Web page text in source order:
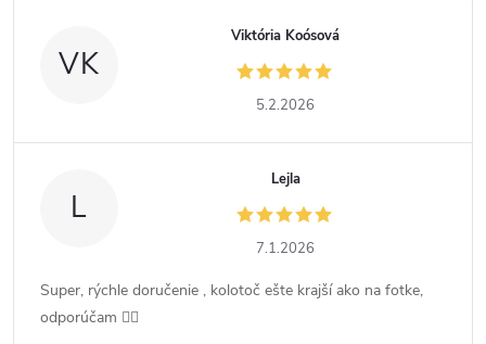
VK
Viktória Koósová
5.2.2026
L
Lejla
7.1.2026
Super, rýchle doručenie , kolotoč ešte krajší ako na fotke,
odporúčam 👍🏻